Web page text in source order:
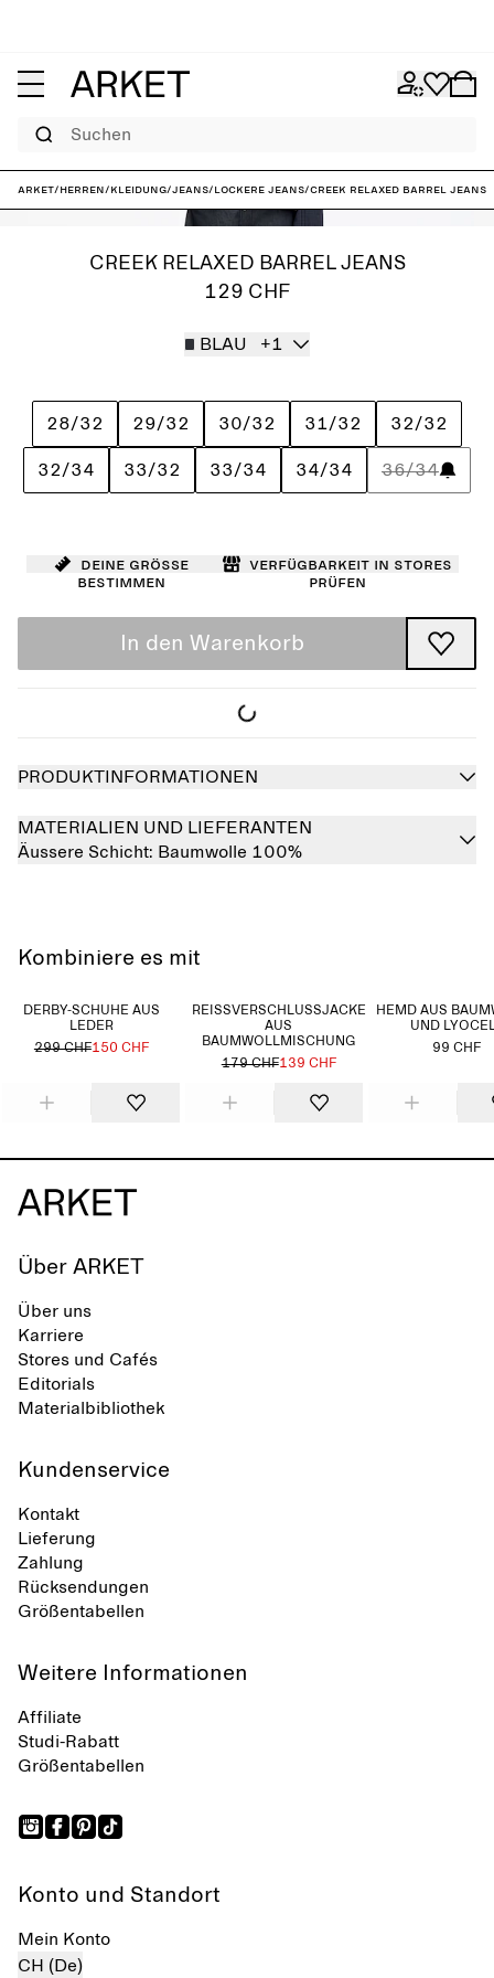
Suchen
ARKET/Herren/Kleidung/Jeans/Lockere Jeans/CREEK Relaxed Barrel Jeans
CREEK RELAXED BARREL JEANS
129 CHF
BLAU +1
28/32 29/32 30/32 31/32 32/32
32/34 33/32 33/34 34/34 36/34
Deine Größe
bestimmen
Verfügbarkeit in Stores
prüfen
In den Warenkorb
PRODUKTINFORMATIONEN
MATERIALIEN UND LIEFERANTEN
Äussere Schicht: Baumwolle 100%
Kombiniere es mit
DERBY-SCHUHE AUS
LEDER
299 CHF150 CHF
REISSVERSCHLUSSJACKE A
US B
AUMWOLLMISCHUNG
179 CHF139 CHF
HEMD AUS
UND
99 CHF
Über ARKET
Über uns
Karriere
Stores und Cafés
Editorials
Materialbibliothek
Kundenservice
Kontakt
Lieferung
Zahlung
Rücksendungen
Größentabellen
Weitere Informationen
Affiliate
Studi-Rabatt
Größentabellen
Konto und Standort
Mein Konto
CH (De)